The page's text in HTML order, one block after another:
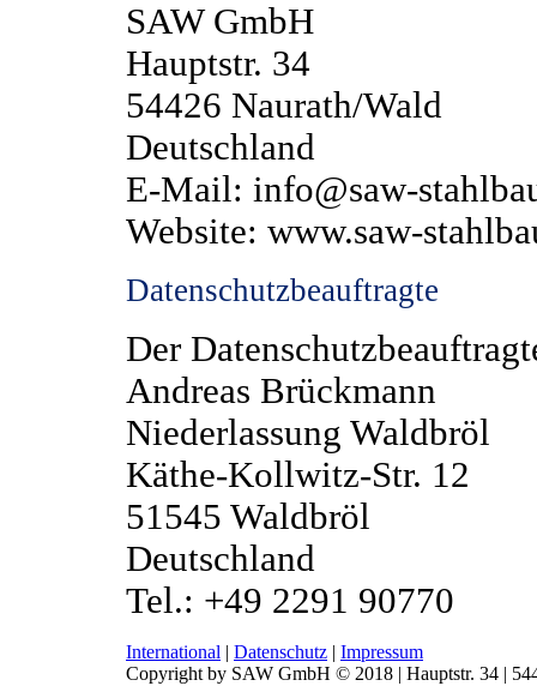
SAW GmbH
Hauptstr. 34
54426 Naurath/Wald
Deutschland
E-Mail: info@saw-
Website: www.saw-
Datenschutzbeauftragte
Der
Andreas Brückmann
Niederlassung Waldbröl
Käthe-Kollwitz-Str. 12
51545 Waldbröl
Deutschland
Tel.: +49 2291 90770
International | Datenschutz | Impressum
Copyright by SAW GmbH © 2018 | Hauptstr. 34 |